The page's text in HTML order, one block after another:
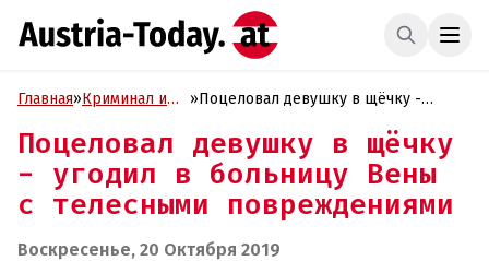
Главная»Криминал и
»Поцеловал девушку в щёчку -
телесными повреждениями
Поцеловал девушку в щёчку
- угодил в больницу Вены
с телесными повреждениями
Воскресенье, 20 Октября 2019